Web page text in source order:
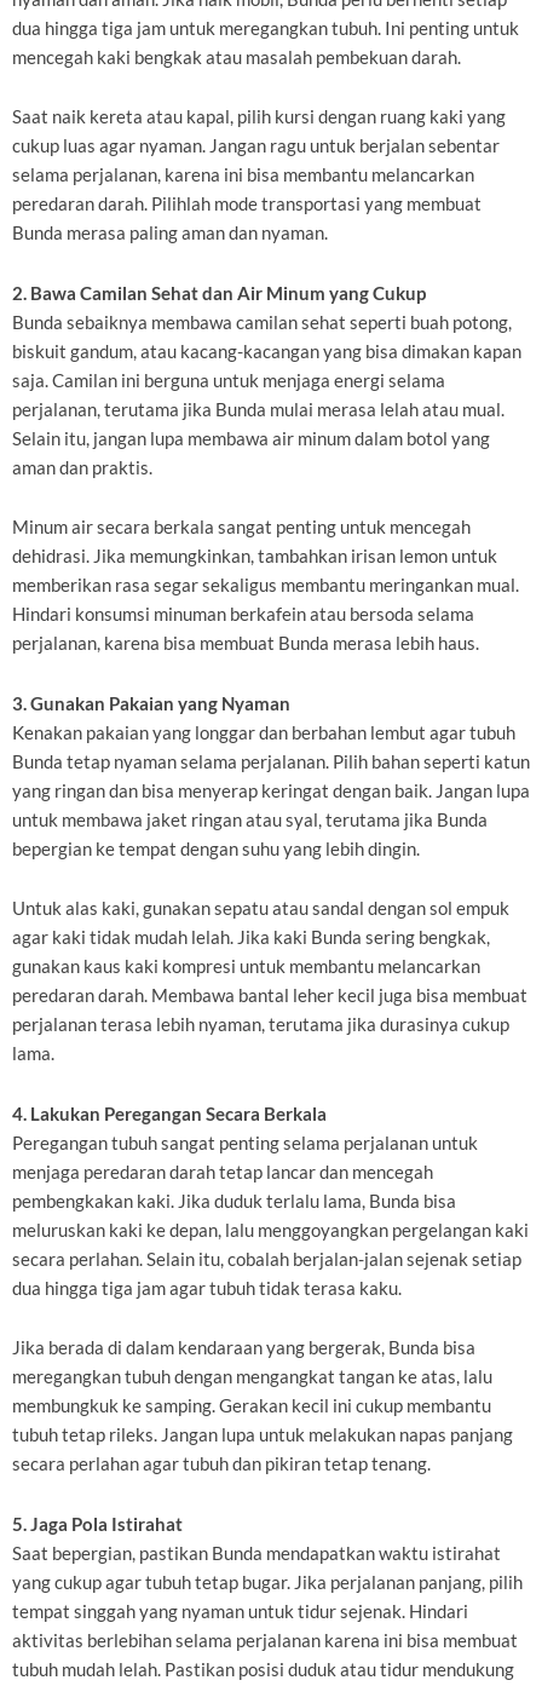
dua hingga tiga jam untuk meregangkan tubuh. Ini penting untuk
mencegah kaki bengkak atau masalah pembekuan darah.
Saat naik kereta atau kapal, pilih kursi dengan ruang kaki yang
cukup luas agar nyaman. Jangan ragu untuk berjalan sebentar
selama perjalanan, karena ini bisa membantu melancarkan
peredaran darah. Pilihlah mode transportasi yang membuat
Bunda merasa paling aman dan nyaman.
2. Bawa Camilan Sehat dan Air Minum yang Cukup
Bunda sebaiknya membawa camilan sehat seperti buah potong,
biskuit gandum, atau kacang-kacangan yang bisa dimakan kapan
saja. Camilan ini berguna untuk menjaga energi selama
perjalanan, terutama jika Bunda mulai merasa lelah atau mual.
Selain itu, jangan lupa membawa air minum dalam botol yang
aman dan praktis.
Minum air secara berkala sangat penting untuk mencegah
dehidrasi. Jika memungkinkan, tambahkan irisan lemon untuk
memberikan rasa segar sekaligus membantu meringankan mual.
Hindari konsumsi minuman berkafein atau bersoda selama
perjalanan, karena bisa membuat Bunda merasa lebih haus.
3. Gunakan Pakaian yang Nyaman
Kenakan pakaian yang longgar dan berbahan lembut agar tubuh
Bunda tetap nyaman selama perjalanan. Pilih bahan seperti katun
yang ringan dan bisa menyerap keringat dengan baik. Jangan lupa
untuk membawa jaket ringan atau syal, terutama jika Bunda
bepergian ke tempat dengan suhu yang lebih dingin.
Untuk alas kaki, gunakan sepatu atau sandal dengan sol empuk
agar kaki tidak mudah lelah. Jika kaki Bunda sering bengkak,
gunakan kaus kaki kompresi untuk membantu melancarkan
peredaran darah. Membawa bantal leher kecil juga bisa membuat
perjalanan terasa lebih nyaman, terutama jika durasinya cukup
lama.
4. Lakukan Peregangan Secara Berkala
Peregangan tubuh sangat penting selama perjalanan untuk
menjaga peredaran darah tetap lancar dan mencegah
pembengkakan kaki. Jika duduk terlalu lama, Bunda bisa
meluruskan kaki ke depan, lalu menggoyangkan pergelangan kaki
secara perlahan. Selain itu, cobalah berjalan-jalan sejenak setiap
dua hingga tiga jam agar tubuh tidak terasa kaku.
Jika berada di dalam kendaraan yang bergerak, Bunda bisa
meregangkan tubuh dengan mengangkat tangan ke atas, lalu
membungkuk ke samping. Gerakan kecil ini cukup membantu
tubuh tetap rileks. Jangan lupa untuk melakukan napas panjang
secara perlahan agar tubuh dan pikiran tetap tenang.
5. Jaga Pola Istirahat
Saat bepergian, pastikan Bunda mendapatkan waktu istirahat
yang cukup agar tubuh tetap bugar. Jika perjalanan panjang, pilih
tempat singgah yang nyaman untuk tidur sejenak. Hindari
aktivitas berlebihan selama perjalanan karena ini bisa membuat
tubuh mudah lelah. Pastikan posisi duduk atau tidur mendukung